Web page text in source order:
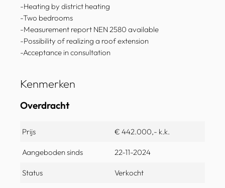
-Heating by district heating
-Two bedrooms
-Measurement report NEN 2580 available
-Possibility of realizing a roof extension
-Acceptance in consultation
Kenmerken
Overdracht
Prijs € 442.000,- k.k.
Aangeboden sinds 22-11-2024
Status Verkocht